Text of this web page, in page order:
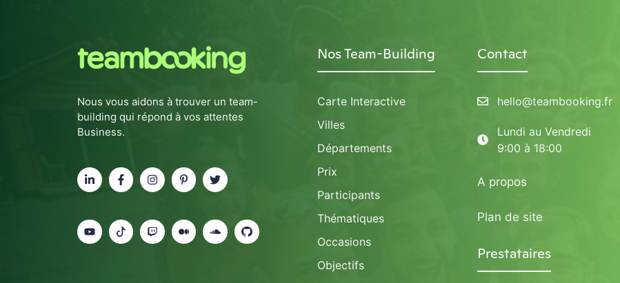
Nous vous aidons à trouver un team-
building qui répond à vos attentes
Business.
Nos Team-Building
Carte Interactive
Villes
Départements
Prix
Participants
Thématiques
Occasions
Objectifs
Contact
hello@teambooking.fr
Lundi au Vendredi
9:00 à 18:00
A propos
Plan de site
Prestataires